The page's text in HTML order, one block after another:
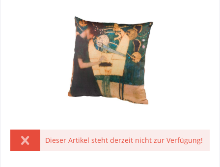
Dieser Artikel steht derzeit nicht zur Verfügung!